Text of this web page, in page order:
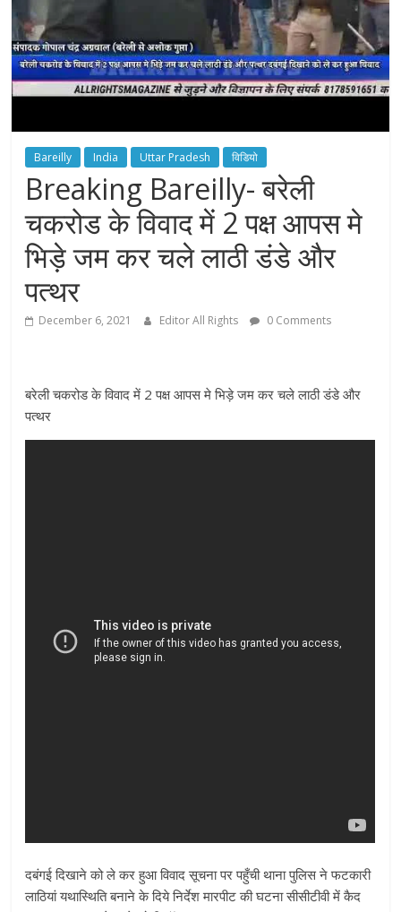
Bareilly India Uttar Pradesh विडियो
Breaking Bareilly- बरेली
चकरोड के विवाद में 2 पक्ष आपस मे
भिड़े जम कर चले लाठी डंडे और
पत्थर
December 6, 2021 Editor All Rights 0 Comments
बरेली चकरोड के विवाद में 2 पक्ष आपस मे भिड़े जम कर चले लाठी डंडे और
पत्थर
दबंगई दिखाने को ले कर हुआ विवाद सूचना पर पहुँची थाना पुलिस ने फटकारी
लाठियां यथास्थिति बनाने के दिये निर्देश मारपीट की घटना सीसीटीवी में कैद